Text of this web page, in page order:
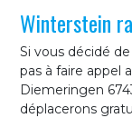
Winterstein
Si vous décidé
pas à faire appel
Diemeringen
déplacerons